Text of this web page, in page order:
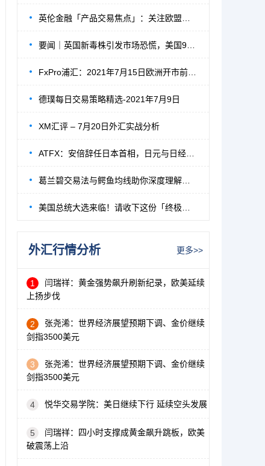
德璞每日交易策略精选-2021年7月9日
XM汇评 – 7月20日外汇实战分析
外汇行情分析 更多>>
1
闫瑞祥：黄金强势飙升刷新纪录，欧美延续
上扬步伐
2
张尧浠：世界经济展望预期下调、金价继续
剑指3500美元
3
张尧浠：世界经济展望预期下调、金价继续
剑指3500美元
4 悦华交易学院：美日继续下行 延续空头发展
5
闫瑞祥：四小时支撑成黄金飙升跳板，欧美
破震荡上沿